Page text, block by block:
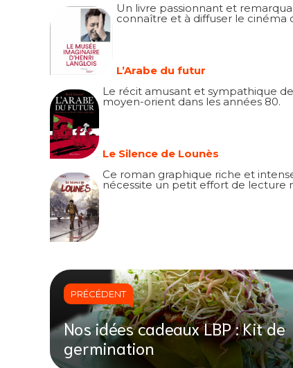
Un livre passionnant et
connaître et à diffuser le cinéma
L’Arabe du futur
Le récit amusant et sympathique
moyen-orient dans les années 80.
Le Silence de Lounès
Ce roman graphique riche et
nécessite un petit effort de lecture
PRÉCÉDENT
Nos idées cadeaux LBP : Kit de
germination